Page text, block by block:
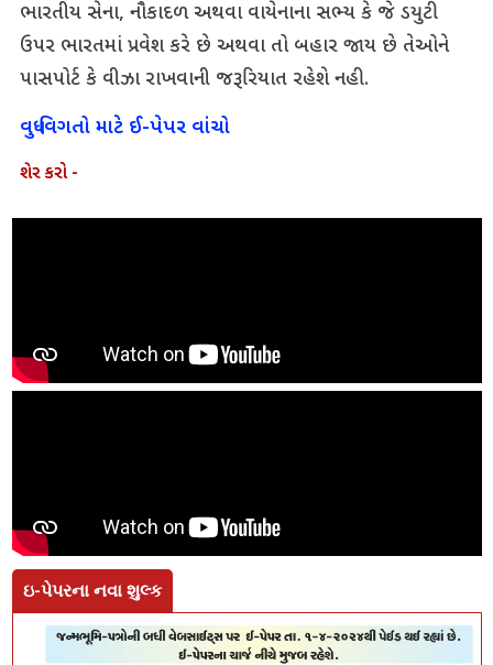
ભારતીય સેના, નૌકાદળ અથવા વાયેનાના સભ્ય કે જે ડયુટી
ઉપર ભારતમાં પ્રવેશ કરે છે અથવા તો બહાર જાય છે તેઓને
પાસપોર્ટ કે વીઝા રાખવાની જરૂરિયાત રહેશે નહી.
વધુ વિગતો માટે ઈ-પેપર વાંચો
શેર કરો -
ઇ-પેપરના નવા શુલ્ક